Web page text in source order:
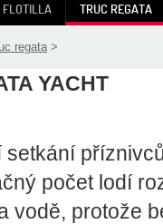
FLOTILLA TRUC REGATA
regata>
YACHT
setkání
počet lodí
vodě, protože